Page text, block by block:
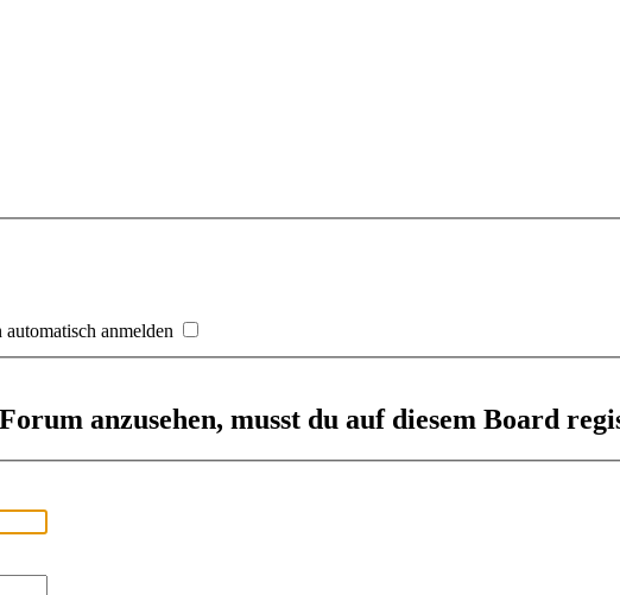
anmelden
anzusehen, musst du auf diesem Board